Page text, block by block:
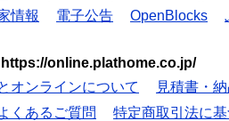
情報 電子公告 OpenBlocks
https://online.plathome.co.jp/
オンラインについて
見積書・
くあるご質問
特定商取引法に